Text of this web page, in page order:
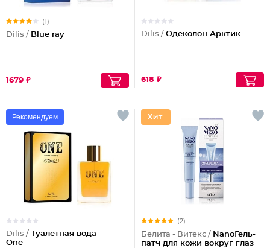
(1)
Dilis / Blue ray
1679 ₽
Dilis / Одеколон Арктик
618 ₽
Рекомендуем
Dilis / Туалетная вода
One
(2)
Белита - Витекс / NanoГель-
патч для кожи вокруг глаз